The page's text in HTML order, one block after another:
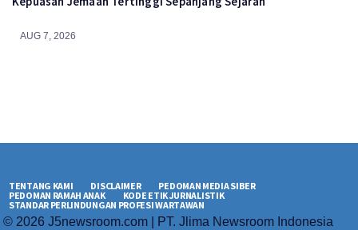
AUG 7, 2026
TENTANG KAMI DISCLAIMER
PEDOMAN MEDIA SIBER
PEDOMAN RAMAH ANAK
KODE ETIK JURNALISTIK
STANDAR PERLINDUNGAN PROFESI WARTAWAN
© 2026 J5newsroom.com | PT. Jlima Newsroom Indonesia